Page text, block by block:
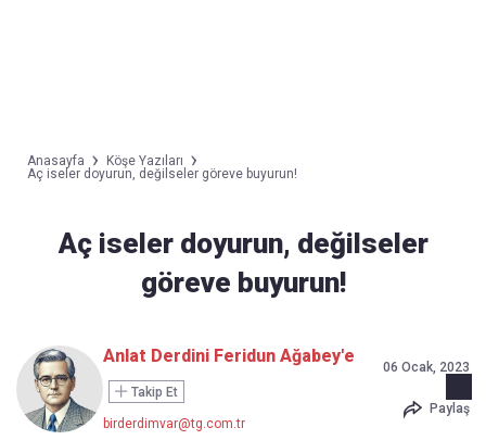
Anasayfa
Köşe Yazıları
Aç iseler doyurun, değilseler göreve buyurun!
Aç iseler doyurun, değilseler
göreve buyurun!
Anlat Derdini Feridun Ağabey'e
Takip Et
birderdimvar@tg.com.tr
06 Ocak, 2023
Paylaş